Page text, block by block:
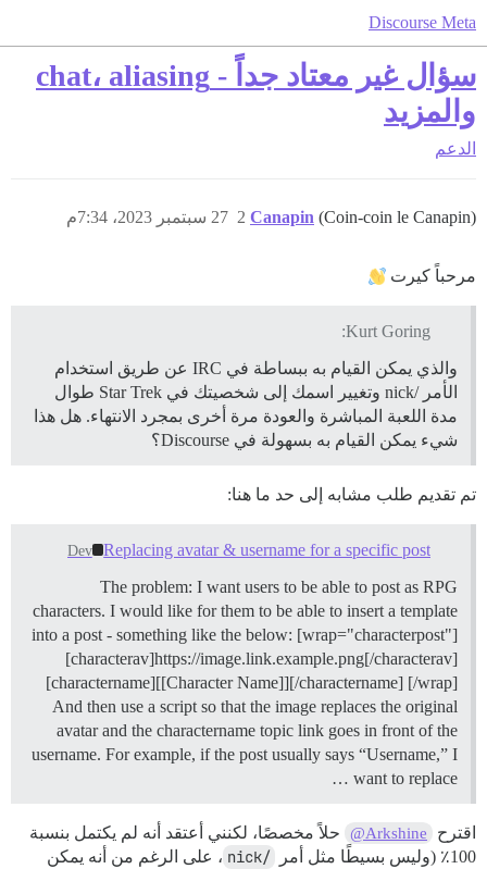
Discourse Meta
سؤال غير معتاد جداً - chat، aliasing
والمزيد
الدعم
Canapin (Coin-coin le Canapin) 27 سبتمبر 2023، 7:34م 2
مرحباً كيرت
Kurt Goring:
والذي يمكن القيام به ببساطة في IRC عن طريق استخدام
الأمر /nick وتغيير اسمك إلى شخصيتك في Star Trek طوال
مدة اللعبة المباشرة والعودة مرة أخرى بمجرد الانتهاء. هل هذا
شيء يمكن القيام به بسهولة في Discourse؟
تم تقديم طلب مشابه إلى حد ما هنا:
Replacing avatar & username for a specific post
Dev
The problem: I want users to be able to post as RPG
characters. I would like for them to be able to insert a template
into a post - something like the below: [wrap="characterpost"]
[characterav]https://image.link.example.png[/characterav]
[charactername][[Character Name]][/charactername] [/wrap]
And then use a script so that the image replaces the original
avatar and the charactername topic link goes in front of the
username. For example, if the post usually says “Username,” I
want to replace …
اقترح @Arkshine
حلاً مخصصًا، لكنني أعتقد أنه لم يكتمل بنسبة
100٪ (وليس بسيطًا مثل أمر
/nick
، على الرغم من أنه يمكن